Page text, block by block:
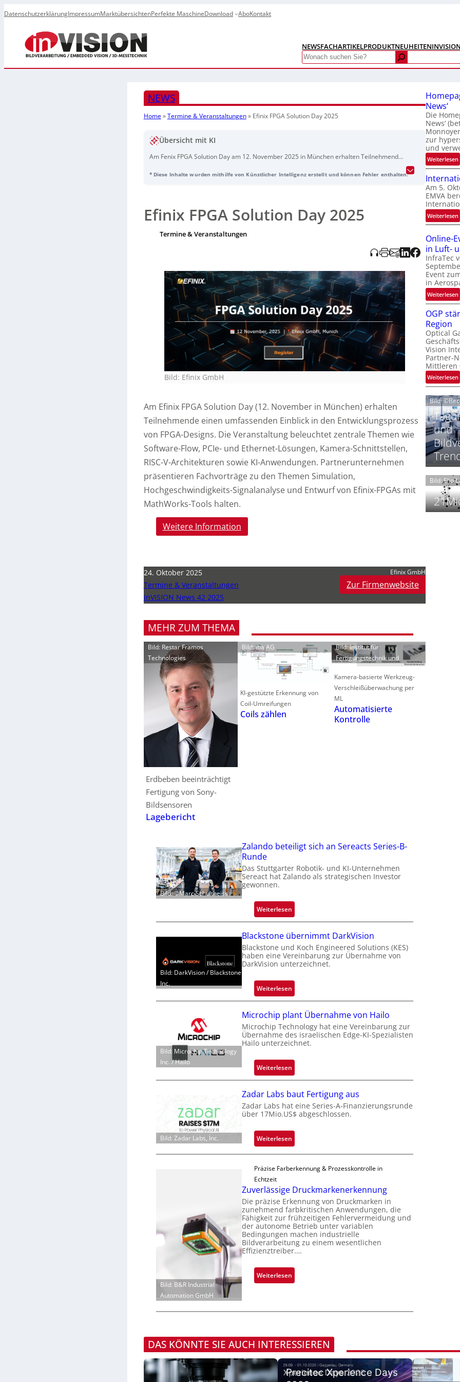
DatenschutzerklärungImpressumMarktübersichtenPerfekte MaschineDownload AboKontakt
NEWSFACHARTIKELPRODUKTNEUHEITEN
Search
NEWS
Home»Termine & Veranstaltungen» Efinix FPGA Solution Day 2025
Übersicht mit KI
Am Fenix FPGA Solution Day am 12. November 2025 in München erhalten Teilnehmende
Software Flow,PCIe– und Ethernet-Lösungen, Kameraschnittstellen, RISC-V-Architekturen
* Diese Inhalte wurden mithilfe von Künstlicher Intelligenz erstellt und können Fehler enthalten.
Efinix FPGA Solution Day 2025
Termine & Veranstaltungen
Bild: Efinix GmbH
Am Efinix FPGA Solution Day (12. November in München) erhalten
Teilnehmende einen umfassenden Einblick in den Entwicklungsprozess
von FPGA-Designs. Die Veranstaltung beleuchtet zentrale Themen wie
Software-Flow, PCIe- und Ethernet-Lösungen, Kamera-Schnittstellen,
RISC-V-Architekturen sowie KI-Anwendungen. Partnerunternehmen
präsentieren Fachvorträge zu den Themen Simulation,
Hochgeschwindigkeits-Signalanalyse und Entwurf von Efinix-FPGAs mit
MathWorks-Tools halten.
Weitere Information
24. Oktober 2025
Termine & Veranstaltungen
inVISION News 42 2025
Efinix GmbH
Zur Firmenwebsite
MEHR ZUM THEMA
Bild: Restar Framos
Technologies
Erdbeben beeinträchtigt
Fertigung von Sony-
Bildsensoren
Lagebericht
Bild: iba AG
KI-gestützte Erkennung von
Coil-Umreifungen
Coils zählen
Bild: Institut für
Fertigungstechnik und
Kamera-basierte Werkzeug-
Verschleißüberwachung per
ML
Automatisierte
Kontrolle
Bild: ©Marc Schultheiss
Zalando beteiligt sich an Sereacts Series-B-
Runde
Das Stuttgarter Robotik- und KI-Unternehmen
Sereact hat Zalando als strategischen Investor
gewonnen.
Weiterlesen:
Z
a
l
a
n
o
b
t
e
i
i
g
t
s
i
c
n
S
e
e
a
c
t
s
S
e
i
R
u
n
d
Bild: DarkVision / Blackstone
Inc.
Blackstone übernimmt DarkVision
Blackstone und Koch Engineered Solutions (KES)
haben eine Vereinbarung zur Übernahme von
DarkVision unterzeichnet.
Weiterlesen:
B
a
c
k
o
e
ü
b
r
m
t
D
a
r
k
V
s
i
Bild: Microchip Technology
Inc. / Hailo
Microchip plant Übernahme von Hailo
Microchip Technology hat eine Vereinbarung zur
Übernahme des israelischen Edge-KI-Spezialisten
Hailo unterzeichnet.
Weiterlesen:
M
c
r
c
h
i
l
n
t
Ü
b
e
a
o
n
H
a
Bild: Zadar Labs, Inc.
Zadar Labs baut Fertigung aus
Zadar Labs hat eine Series-A-Finanzierungsrunde
über 17Mio.US$ abgeschlossen.
Weiterlesen:
Z
d
r
L
a
b
s
b
u
t
r
g
u
n
g
Bild: B&R Industrial
Automation GmbH
Präzise Farberkennung & Prozesskontrolle in
Echtzeit
Zuverlässige Druckmarkenerkennung
Die präzise Erkennung von Druckmarken in
zunehmend farbkritischen Anwendungen, die
Fähigkeit zur frühzeitigen Fehlervermeidung und
der autonome Betrieb unter variablen
Bedingungen machen industrielle
Bildverarbeitung zu einem wesentlichen
Effizienztreiber.…
Weiterlesen:
Z
l
ä
s
s
News‘
Die
News‘
zur
und
Weiterlesen:
a
‚
y
r
s
c
t
r
l
N
s
‘
Am 5.
EMVA
Weiterlesen:
I
t
r
t
i
l
i
s
i
i
t
Online-
in Luft-
InfraTec
Event
in
Weiterlesen:
n
i
-
E
v
t
z
r
r
OGP
Region
Optical
Vision
Partner-
Mittleren
Weiterlesen:
s
t
r
r
s
Bild:
und
Bild: Elio
DAS KÖNNTE SIE AUCH INTERESSIEREN
Precitec Xperience Days